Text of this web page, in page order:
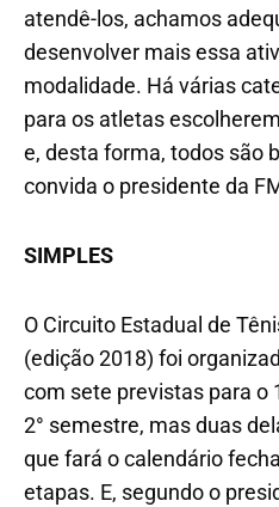
atendê-los, achamos
desenvolver mais essa
modalidade. Há várias
para os atletas
e, desta forma, todos são
convida o presidente da
SIMPLES
O Circuito Estadual de
(edição 2018) foi
com sete previstas para o
2° semestre, mas duas
que fará o calendário
etapas. E, segundo o